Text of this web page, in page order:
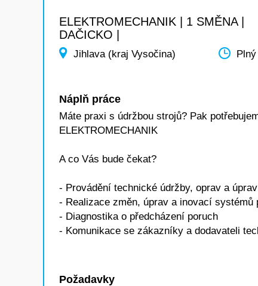
ELEKTROMECHANIK | 1 SMĚNA |
DAČICKO |
Jihlava (kraj Vysočina)
Náplň práce
Máte praxi s údržbou strojů? Pak
ELEKTROMECHANIK
A co Vás bude čekat?
- Provádění technické údržby, oprav a
- Realizace změn, úprav a inovací systémů
- Diagnostika o předcházení poruch
- Komunikace se zákazníky a dodavateli
Požadavky